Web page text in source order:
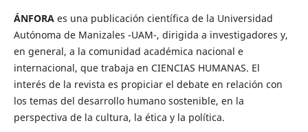
ÁNFORAes una publicación científica de la Universidad
Autónoma de Manizales -UAM-, dirigida a investigadores y,
en general, a la comunidad académica nacional e
internacional, que trabaja en CIENCIAS HUMANAS. El
interés de la revista es propiciar el debate en relación con
los temas del desarrollo humano sostenible, en la
perspectiva de la cultura, la ética y la política.